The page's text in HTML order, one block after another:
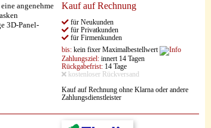
angenehme
3D-Panel-
Kauf auf Rechnung
für Neukunden
für Privatkunden
für Firmenkunden
bis: kein fixer Maximalbestellwert
Zahlungsziel: innert 14 Tagen
Rückgabefrist: 14 Tage
kostenloser Rückversand
Kauf auf Rechnung ohne Klarna oder andere
Zahlungsdienstleister